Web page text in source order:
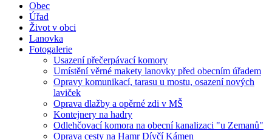
Obec
Úřad
Život v obci
Lanovka
Fotogalerie
Usazení přečerpávací komory
Umístění věrné makety lanovky před obecním úřadem
Opravy komunikací, tarasu u mostu, osazení nových
laviček
Oprava dlažby a opěrné zdi v MŠ
Kontejnery na hadry
Odlehčovací komora na obecní kanalizaci "u Zemanů"
Oprava cesty na Hamr Dívčí Kámen